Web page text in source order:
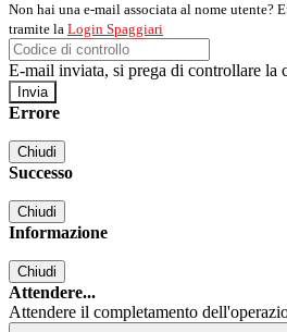
Non hai una e-mail associata al nome utente?
tramite la Login Spaggiari
E-mail inviata, si prega di controllare la
Errore
Chiudi
Successo
Chiudi
Informazione
Chiudi
Attendere...
Attendere il completamento